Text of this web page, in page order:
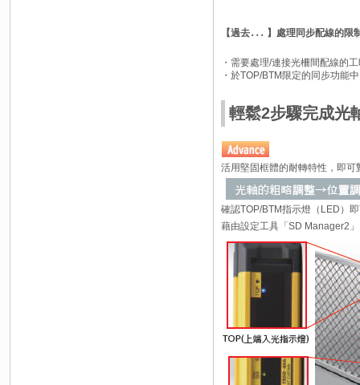
【過去․․․ 】處理同步配線的限
・需要處理/連接光柵間配線的
・於TOP/BTM限定的同步功能
輕鬆2步驟完成光
活用堅固框體的耐轉特性，即
確認TOP/BTM指示燈（LED）
藉由設定工具「SD Manager2